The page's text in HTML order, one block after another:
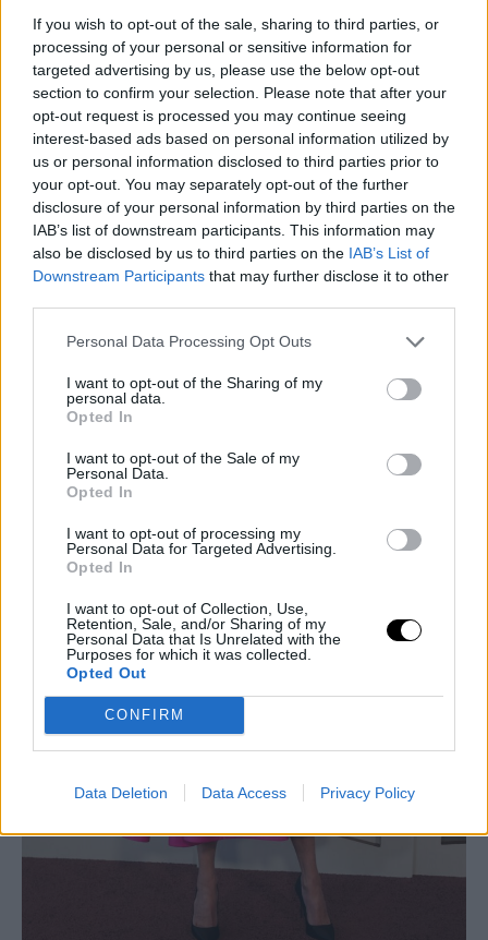
If you wish to opt-out of the sale, sharing to third parties, or
processing of your personal or sensitive information for
targeted advertising by us, please use the below opt-out
section to confirm your selection. Please note that after your
opt-out request is processed you may continue seeing
interest-based ads based on personal information utilized by
us or personal information disclosed to third parties prior to
your opt-out. You may separately opt-out of the further
disclosure of your personal information by third parties on the
IAB’s list of downstream participants. This information may
also be disclosed by us to third parties on the IAB’s List of
Downstream Participants that may further disclose it to other
Personal Data Processing Opt Outs
I want to opt-out of the Sharing of my
personal data.
Opted In
I want to opt-out of the Sale of my
Personal Data.
Opted In
I want to opt-out of processing my
Personal Data for Targeted Advertising.
Opted In
I want to opt-out of Collection, Use,
Retention, Sale, and/or Sharing of my
Personal Data that Is Unrelated with the
Purposes for which it was collected.
Opted Out
CONFIRM
Data Deletion Data Access Privacy Policy
Η Τζούλια Ρόμπερτς με τον Michael Stuhlbarg/ Φωτογραφία:
AP
Μιλώντας στους δημοσιογράφους, η Ρόμπερτς αποκάλυψε ότι
το φόρεμα είχε φορεθεί ξανά το 2022, πριν την κυκλοφορία της